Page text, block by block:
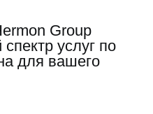
Group
услуг по
для вашего